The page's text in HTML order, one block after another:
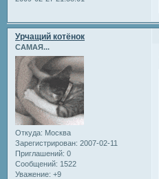
Урчащий котёнок
САМАЯ...
Откуда: Москва
Зарегистрирован: 2007-02-11
Приглашений: 0
Сообщений: 1522
Уважение: +9